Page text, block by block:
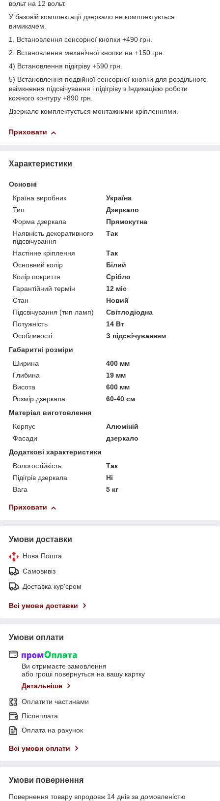
вольт на 12 вольт.
У базовій комплектації дзеркало не комплектується
вимикачем.
1. Встановлення сенсорної кнопки +490 грн.
2. Встановлення механічної кнопки на +150 грн.
4) Встановлення підігріву +590 грн.
5) Встановлення подвійної сенсорної кнопки для роздільного
ввімкнення підсвічування і підігріву з Індикацією роботи
кожного контуру +890 грн.
Дзеркало комплектується монтажними кріпленнями.
Приховати
Характеристики
Основні
Країна виробник
Україна
Тип
Дзеркало
Форма дзеркала
Прямокутна
Наявність декоративного
підсвічування
Так
Настінне кріплення
Так
Основний колір
Білий
Колір покриття
Срібло
Гарантійний термін
12 міс
Стан
Новий
Підсвічування (тип ламп)
Світлодіодна
Потужність
14 Вт
Особливості
З підсвічуванням
Габаритні розміри
Ширина
400 мм
Глибина
19 мм
Висота
600 мм
Розмір дзеркала
60-40 см
Матеріал виготовлення
Корпус
Алюміній
Фасади
дзеркало
Додаткові характеристики
Вологостійкість
Так
Підігрів дзеркала
Ні
Вага
5 кг
Приховати
Умови доставки
Нова Пошта
Самовивіз
Доставка кур'єром
Всі умови доставки
Умови оплати
Ви отримаєте замовлення
або гроші повернуться на вашу картку
Детальніше
Оплатити частинами
Післяплата
Оплата на рахунок
Всі умови оплати
Умови повернення
Повернення товару впродовж 14 днів за домовленістю